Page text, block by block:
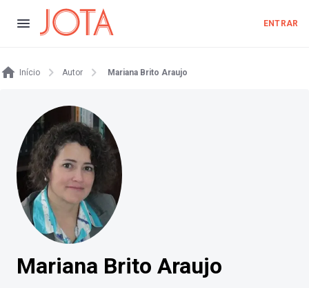
ENTRAR
Início Autor Mariana Brito Araujo
Mariana Brito Araujo